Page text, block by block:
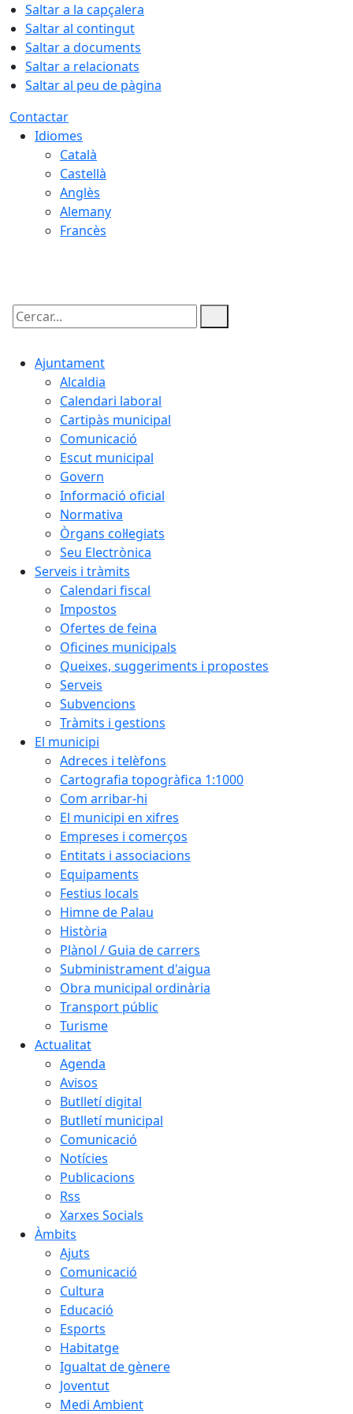
Saltar a la capçalera
Saltar al contingut
Saltar a documents
Saltar a relacionats
Saltar al peu de pàgina
Contactar
Idiomes
Català
Castellà
Anglès
Alemany
Francès
Cercar:
Ajuntament
Alcaldia
Calendari laboral
Cartipàs municipal
Comunicació
Escut municipal
Govern
Informació oficial
Normativa
Òrgans col·legiats
Seu Electrònica
Serveis i tràmits
Calendari fiscal
Impostos
Ofertes de feina
Oficines municipals
Queixes, suggeriments i propostes
Serveis
Subvencions
Tràmits i gestions
El municipi
Adreces i telèfons
Cartografia topogràfica 1:1000
Com arribar-hi
El municipi en xifres
Empreses i comerços
Entitats i associacions
Equipaments
Festius locals
Himne de Palau
Història
Plànol / Guia de carrers
Subministrament d'aigua
Obra municipal ordinària
Transport públic
Turisme
Actualitat
Agenda
Avisos
Butlletí digital
Butlletí municipal
Comunicació
Notícies
Publicacions
Rss
Xarxes Socials
Àmbits
Ajuts
Comunicació
Cultura
Educació
Esports
Habitatge
Igualtat de gènere
Joventut
Medi Ambient